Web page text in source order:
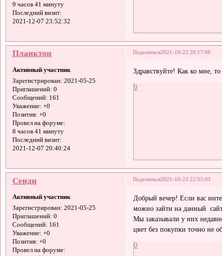
9 часов 41 минуту
Последний визит:
2021-12-07 23:52:32
Поделиться2021-10-23 20:17:06
Планктон
Активный участник
Зарегистрирован: 2021-05-25
Приглашений: 0
Сообщений: 161
Уважение: +0
Позитив: +0
Провел на форуме:
8 часов 41 минуту
Последний визит:
2021-12-07 20:40:24
Здравствуйте! Как ко мне,
0
Поделиться2021-10-23 22:55:03
Сенди
Активный участник
Зарегистрирован: 2021-05-25
Приглашений: 0
Сообщений: 161
Уважение: +0
Позитив: +0
Провел на форуме:
Добрый вечер! Если вас
можно зайти на данный
Мы заказывали у них
цвет без покупки точно не
0